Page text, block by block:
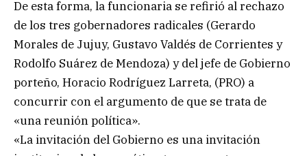
De esta forma, la funcionaria se refirió al rechazo
de los tres gobernadores radicales (Gerardo
Morales de Jujuy, Gustavo Valdés de Corrientes y
Rodolfo Suárez de Mendoza) y del jefe de Gobierno
porteño, Horacio Rodríguez Larreta, (PRO) a
concurrir con el argumento de que se trata de
«una reunión política».
«La invitación del Gobierno es una invitación